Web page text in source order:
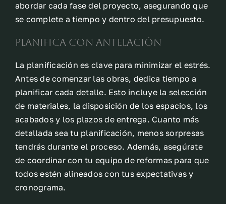
abordar cada fase del proyecto, asegurando que
se complete a tiempo y dentro del presupuesto.
Planifica con antelación
La planificación es clave para minimizar el estrés.
Antes de comenzar las obras, dedica tiempo a
planificar cada detalle. Esto incluye la selección
de materiales, la disposición de los espacios, los
acabados y los plazos de entrega. Cuanto más
detallada sea tu planificación, menos sorpresas
tendrás durante el proceso. Además, asegúrate
de coordinar con tu equipo de reformas para que
todos estén alineados con tus expectativas y
cronograma.